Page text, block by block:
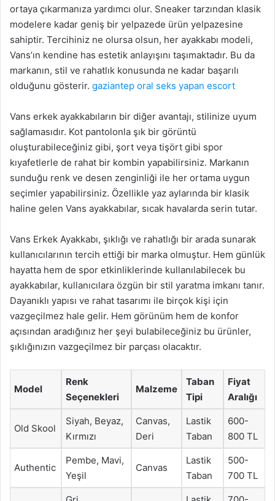
ortaya çıkarmanıza yardımcı olur. Sneaker tarzından klasik
modelere kadar geniş bir yelpazede ürün yelpazesine
sahiptir. Tercihiniz ne olursa olsun, her ayakkabı modeli,
Vans’ın kendine has estetik anlayışını taşımaktadır. Bu da
markanın, stil ve rahatlık konusunda ne kadar başarılı
olduğunu gösterir. gaziantep oral seks yapan escort
Vans erkek ayakkabıların bir diğer avantajı, stilinize uyum
sağlamasıdır. Kot pantolonla şık bir görüntü
oluşturabileceğiniz gibi, şort veya tişört gibi spor
kıyafetlerle de rahat bir kombin yapabilirsiniz. Markanın
sunduğu renk ve desen zenginliği ile her ortama uygun
seçimler yapabilirsiniz. Özellikle yaz aylarında bir klasik
haline gelen Vans ayakkabılar, sıcak havalarda serin tutar.
Vans Erkek Ayakkabı, şıklığı ve rahatlığı bir arada sunarak
kullanıcılarının tercih ettiği bir marka olmuştur. Hem günlük
hayatta hem de spor etkinliklerinde kullanılabilecek bu
ayakkabılar, kullanıcılara özgün bir stil yaratma imkanı tanır.
Dayanıklı yapısı ve rahat tasarımı ile birçok kişi için
vazgeçilmez hale gelir. Hem görünüm hem de konfor
açısından aradığınız her şeyi bulabileceğiniz bu ürünler,
şıklığınızın vazgeçilmez bir parçası olacaktır.
Model
Renk
Seçenekleri
Malzeme
Taban
Tipi
Fiyat
Aralığı
Old Skool
Siyah, Beyaz,
Kırmızı
Canvas,
Deri
Lastik
Taban
600-
800 TL
Authentic
Pembe, Mavi,
Yeşil
Canvas
Lastik
Taban
500-
700 TL